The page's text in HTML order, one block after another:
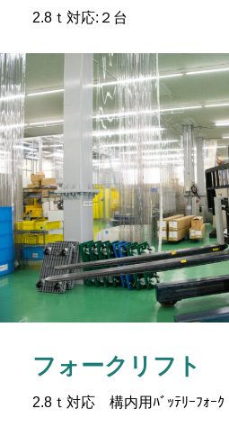
2.8ｔ対応:２台
フォークリフト
2.8ｔ対応 構内用ﾊﾞｯﾃﾘｰﾌｫｰｸ